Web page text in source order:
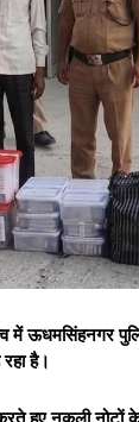
में ऊधमसिंहनगर
रहा है।